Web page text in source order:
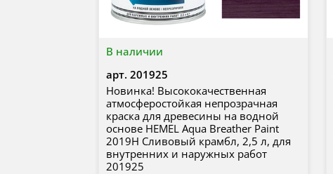
В наличии
арт. 201925
Новинка! Высококачественная
атмосферостойкая непрозрачная
краска для древесины на водной
основе HEMEL Aqua Breather Paint
2019H Сливовый крамбл, 2,5 л, для
внутренних и наружных работ
201925